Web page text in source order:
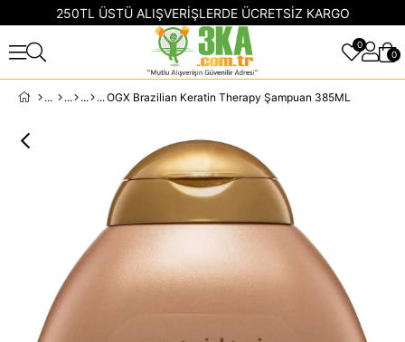
250TL ÜSTÜ ALIŞVERİŞLERDE ÜCRETSİZ KARGO
0
0
OGX Brazilian Keratin Therapy Şampuan 385ML